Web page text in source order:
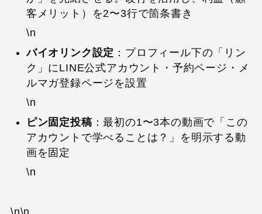
客メリット）を2〜3行で箇条書き
\n
バイオリンク設定 ：プロフィール下の「リン
ク」にLINE公式アカウント・予約ページ・メ
ルマガ登録ページを設置
\n
ピン固定投稿 ：最初の1〜3本の動画で「この
アカウントで学べることは？」を明示する動
画を固定
\n